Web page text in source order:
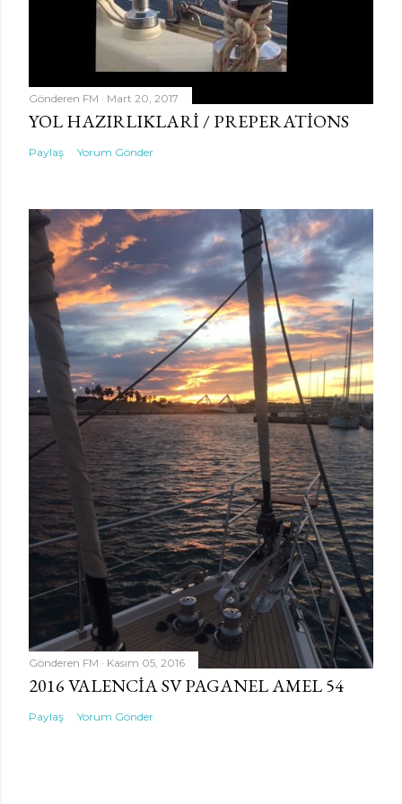
Gönderen FM Mart 20, 2017
YOL HAZIRLIKLARI / PREPERATIONS
Paylaş Yorum Gönder
Gönderen FM Kasım 05, 2016
2016 VALENCIA SV PAGANEL AMEL 54
Paylaş Yorum Gönder